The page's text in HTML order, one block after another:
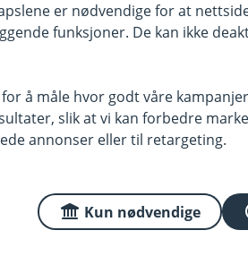
Felles døgnåpent kundesenter
og din lokale sparebank
trygge
den samme paljetten av
nå, fordi det ofte skaper mer
her?
er nødvendige for at
funksjoner. De kan ikke
å måle hvor godt våre
slik at vi kan forbedre
annonser eller til retargeting.
Kun nødvendige